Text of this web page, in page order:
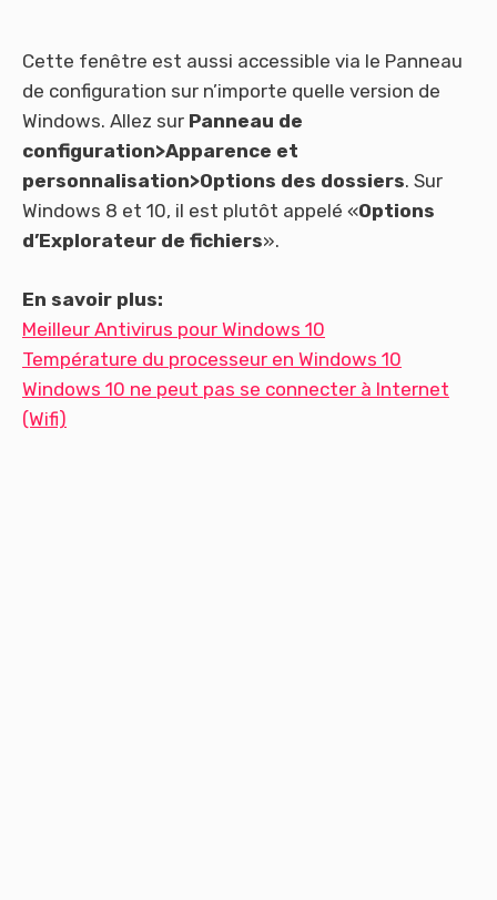
Cette fenêtre est aussi accessible via le Panneau
de configuration sur n’importe quelle version de
Windows. Allez sur Panneau de
configuration>Apparence et
personnalisation>Options des dossiers. Sur
Windows 8 et 10, il est plutôt appelé «Options
d’Explorateur de fichiers».
En savoir plus:
Meilleur Antivirus pour Windows 10
Température du processeur en Windows 10
Windows 10 ne peut pas se connecter à Internet
(Wifi)